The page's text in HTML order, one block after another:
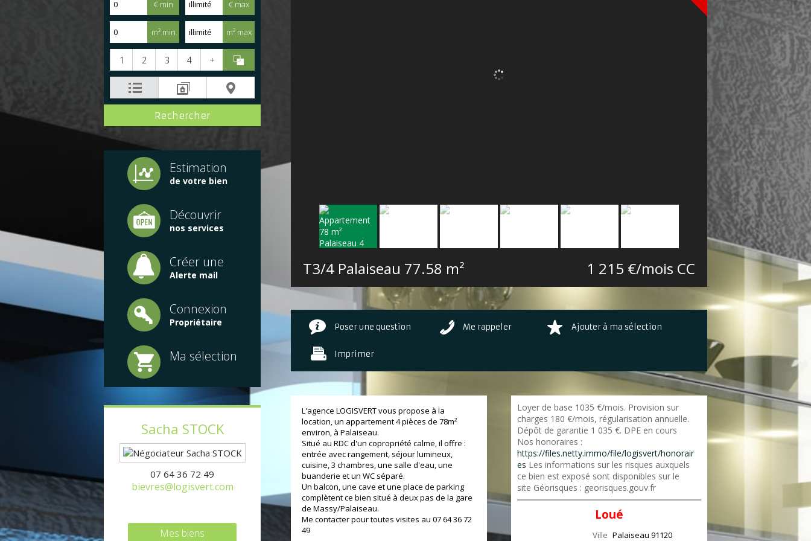
€ min € max
m² min m² max
1 2 3 4 +
Estimation
de votre bien
Découvrir
nos services
Créer une
Alerte mail
Connexion
Propriétaire
Ma sélection
Sacha STOCK
07 64 36 72 49
bievres@logisvert.com
Mes biens
T3/4 Palaiseau 77.58 m² 1 215 €/mois CC
Poser une question Me rappeler Ajouter à ma sélection
Imprimer
L'agence LOGISVERT vous propose à la
location, un appartement 4 pièces de 78m²
environ, à Palaiseau.
Situé au RDC d'un copropriété calme, il offre :
entrée avec rangement, séjour lumineux,
cuisine, 3 chambres, une salle d'eau, une
buanderie et un WC séparé.
Un balcon, une cave et une place de parking
complètent ce bien situé à deux pas de la gare
de Massy/Palaiseau.
Me contacter pour toutes visites au 07 64 36 72
49
Loyer de base 1035 €/mois. Provision sur
charges 180 €/mois, régularisation annuelle.
Dépôt de garantie 1 035 €. DPE en cours
Nos honoraires :
https://files.netty.immo/file/logisvert/honorair
es Les informations sur les risques auxquels
ce bien est exposé sont disponibles sur le
site Géorisques : georisques.gouv.fr
Loué
Ville Palaiseau 91120